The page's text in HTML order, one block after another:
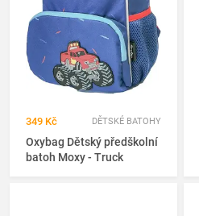
349 Kč DĚTSKÉ BATOHY
Oxybag Dětský předškolní
batoh Moxy - Truck